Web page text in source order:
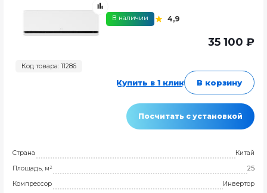
Код товара: 11286
В наличии 4,9
35 100 ₽
Купить в 1 клик В корзину
Посчитать с установкой
Страна
Китай
Площадь, м²
25
Компрессор
Инвертор